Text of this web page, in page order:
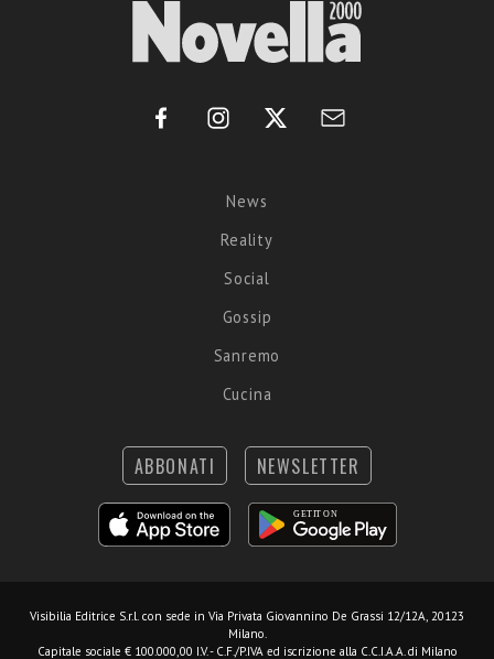
News
Reality
Social
Gossip
Sanremo
Cucina
ABBONATI NEWSLETTER
Visibilia Editrice S.r.l. con sede in Via Privata Giovannino De Grassi 12/12A, 20123
Milano.
Capitale sociale € 100.000,00 I.V. - C.F./P.IVA ed iscrizione alla C.C.I.A.A. di Milano